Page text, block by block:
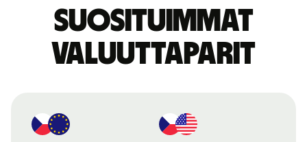
suosituimmat
valuuttaparit